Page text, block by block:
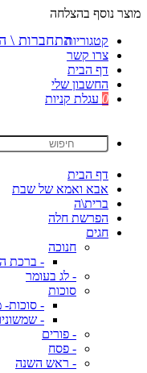
מוצר נוסף בהצלחה
קטגוריות
צרו קשר
דף הבית
החשבון שלי
0 עגלת קניות
דף הבית
אבא ואמא של שבת
ברית\ה
הפרשת חלה
חגים
חנוכה
- ברכת
- לג בעומר
סוכות
- סוכות-
-
- פורים
- פסח
- ראש השנה
התחברות \